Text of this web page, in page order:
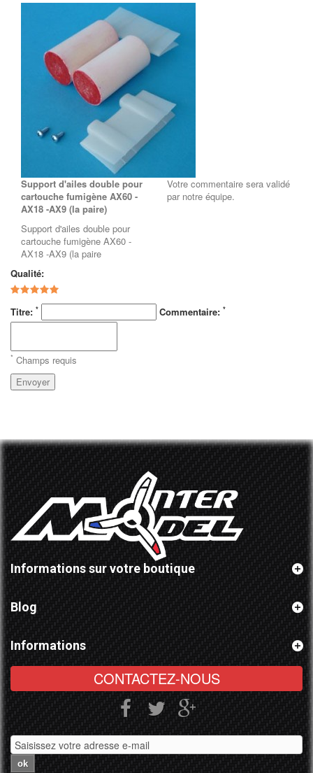
Support d'ailes double pour
cartouche fumigène AX60 -
AX18 -AX9 (la paire)
Support d'ailes double pour
cartouche fumigène AX60 -
AX18 -AX9 (la paire
Votre commentaire sera validé
par notre équipe.
Qualité:
Titre: * Commentaire: *
* Champs requis
Envoyer
Informations sur votre boutique
Blog
Informations
CONTACTEZ-NOUS
ok